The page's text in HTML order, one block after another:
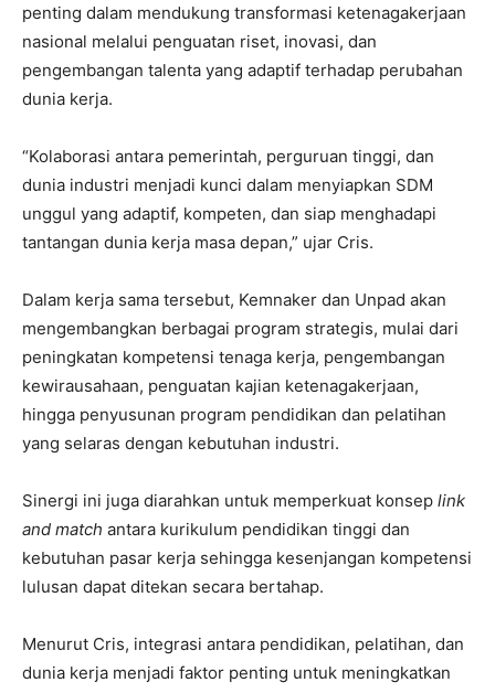
penting dalam mendukung transformasi ketenagakerjaan
nasional melalui penguatan riset, inovasi, dan
pengembangan talenta yang adaptif terhadap perubahan
dunia kerja.
“Kolaborasi antara pemerintah, perguruan tinggi, dan
dunia industri menjadi kunci dalam menyiapkan SDM
unggul yang adaptif, kompeten, dan siap menghadapi
tantangan dunia kerja masa depan,” ujar Cris.
Dalam kerja sama tersebut, Kemnaker dan Unpad akan
mengembangkan berbagai program strategis, mulai dari
peningkatan kompetensi tenaga kerja, pengembangan
kewirausahaan, penguatan kajian ketenagakerjaan,
hingga penyusunan program pendidikan dan pelatihan
yang selaras dengan kebutuhan industri.
Sinergi ini juga diarahkan untuk memperkuat konsep link
and match antara kurikulum pendidikan tinggi dan
kebutuhan pasar kerja sehingga kesenjangan kompetensi
lulusan dapat ditekan secara bertahap.
Menurut Cris, integrasi antara pendidikan, pelatihan, dan
dunia kerja menjadi faktor penting untuk meningkatkan